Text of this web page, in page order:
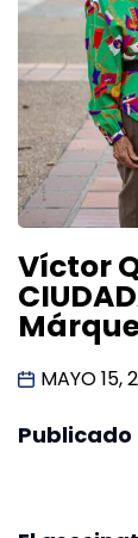
Víctor
MAYO 15,
Publicado